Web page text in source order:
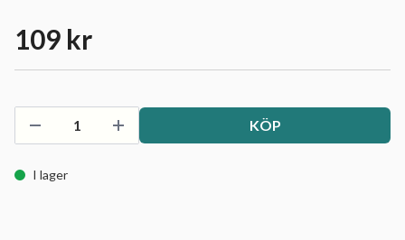
109 kr
KÖP
I lager